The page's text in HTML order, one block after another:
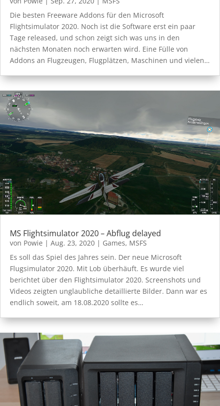
Die besten Freeware Addons für den Microsoft
Flightsimulator 2020. Noch ist die Software erst ein paar
Tage released, und schon zeigt sich was uns in den
nächsten Monaten noch erwarten wird. Eine Fülle von
Addons an Flugzeugen, Flugplätzen, Maschinen und vielen…
MS Flightsimulator 2020 – Abflug delayed
von Powie | Aug. 23, 2020 | Games, MSFS
Es soll das Spiel des Jahres sein. Der neue Microsoft
Flugsimulator 2020. Mit Lob überhäuft. Es wurde viel
berichtet über den Flightsimulator 2020. Screenshots und
Videos zeigten unglaubliche detaillierte Bilder. Dann war es
endlich soweit, am 18.08.2020 sollte es…